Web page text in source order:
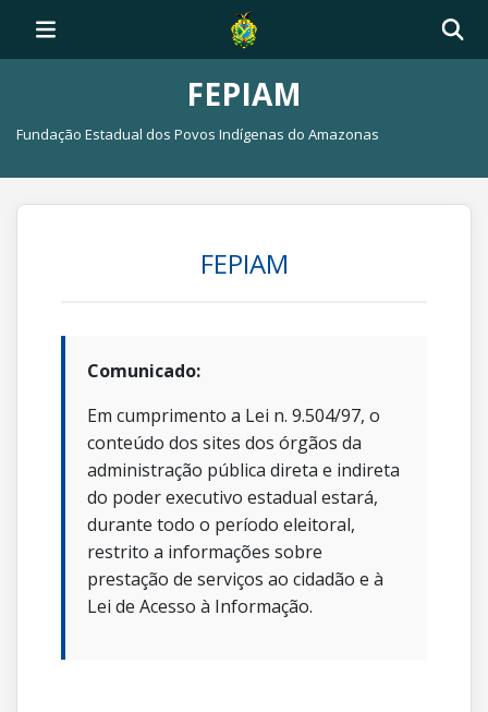
FEPIAM
Fundação Estadual dos Povos Indígenas do Amazonas
FEPIAM
Comunicado:
Em cumprimento a Lei n. 9.504/97, o
conteúdo dos sites dos órgãos da
administração pública direta e indireta
do poder executivo estadual estará,
durante todo o período eleitoral,
restrito a informações sobre
prestação de serviços ao cidadão e à
Lei de Acesso à Informação.